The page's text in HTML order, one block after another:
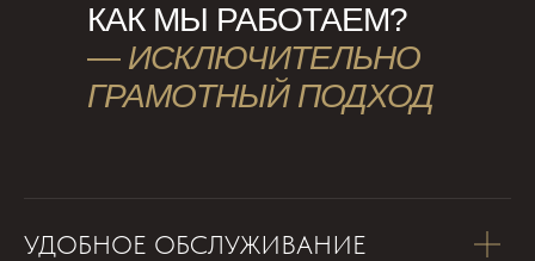
КАК МЫ РАБОТАЕМ?
— ИСКЛЮЧИТЕЛЬНО
ГРАМОТНЫЙ ПОДХОД
УДОБНОЕ ОБСЛУЖИВАНИЕ